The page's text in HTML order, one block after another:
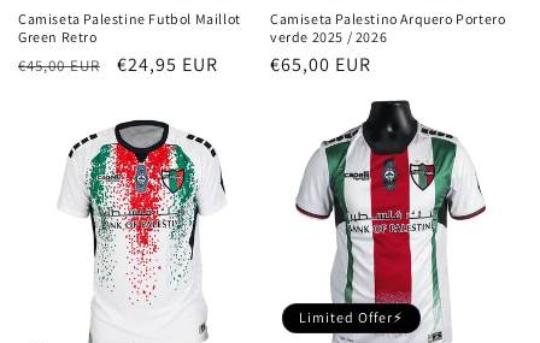
Camiseta Palestine Futbol Maillot
Green Retro
Precio
€45,00 EUR
Precio
oferta
€24,95 EUR
Camiseta Palestino Arquero Portero
verde 2025 / 2026
Precio
€65,00 EUR
Limited Offer⚡